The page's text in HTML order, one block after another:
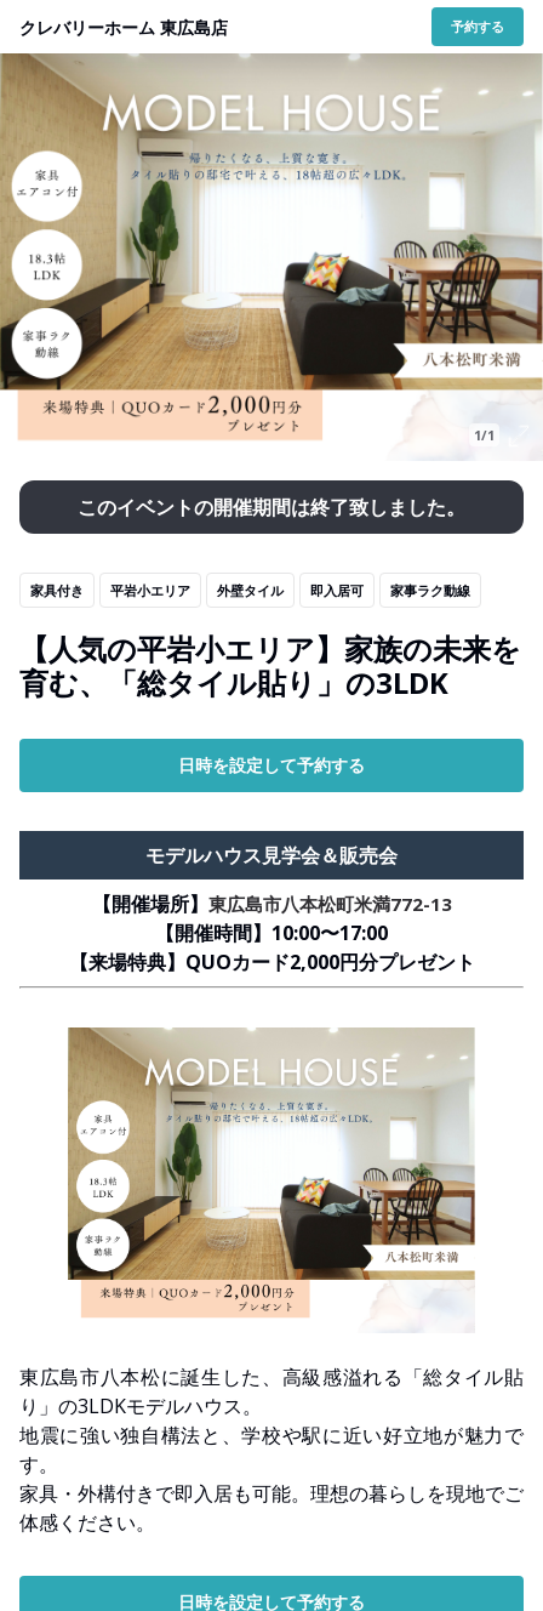
クレバリーホーム 東広島店 予約する
1/1
このイベントの開催期間は終了致しました。
家具付き 平岩小エリア 外壁タイル 即入居可 家事ラク動線
【人気の平岩小エリア】家族の未来を
育む、「総タイル貼り」の3LDK
日時を設定して予約する
モデルハウス見学会＆販売会
【開催場所】 東広島市八本松町米満772-13
【開催時間】10:00〜17:00
【来場特典】QUOカード2,000円分プレゼント
東広島市八本松に誕生した、高級感溢れる「総タイル貼
り」の3LDKモデルハウス。
地震に強い独自構法と、学校や駅に近い好立地が魅力で
す。
家具・外構付きで即入居も可能。理想の暮らしを現地でご
体感ください。
日時を設定して予約する